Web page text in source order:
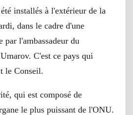
installés à l'extérieur de la
dans le cadre d'une
par l'ambassadeur du
C'est ce pays qui
le Conseil.
qui est composé de
le plus puissant de l'ONU.